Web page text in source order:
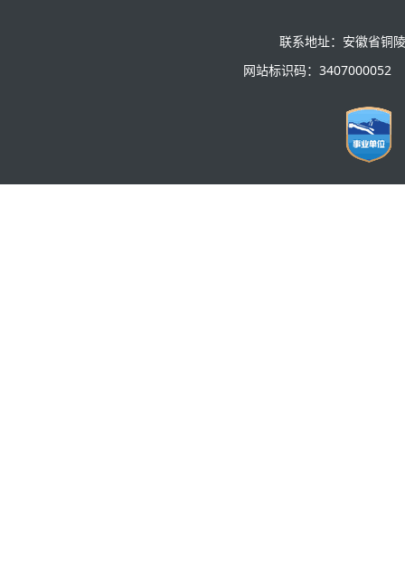
联系地址：安徽省铜
网站标识码：3407000052